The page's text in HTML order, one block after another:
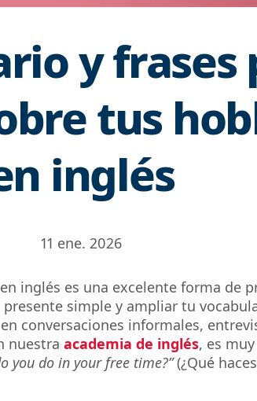
y frases
tus
inglés
11 ene. 2026
inglés es una excelente forma de
simple y ampliar tu
conversaciones informales,
nuestra academia de inglés, es
you do in your free time?”(¿Qué